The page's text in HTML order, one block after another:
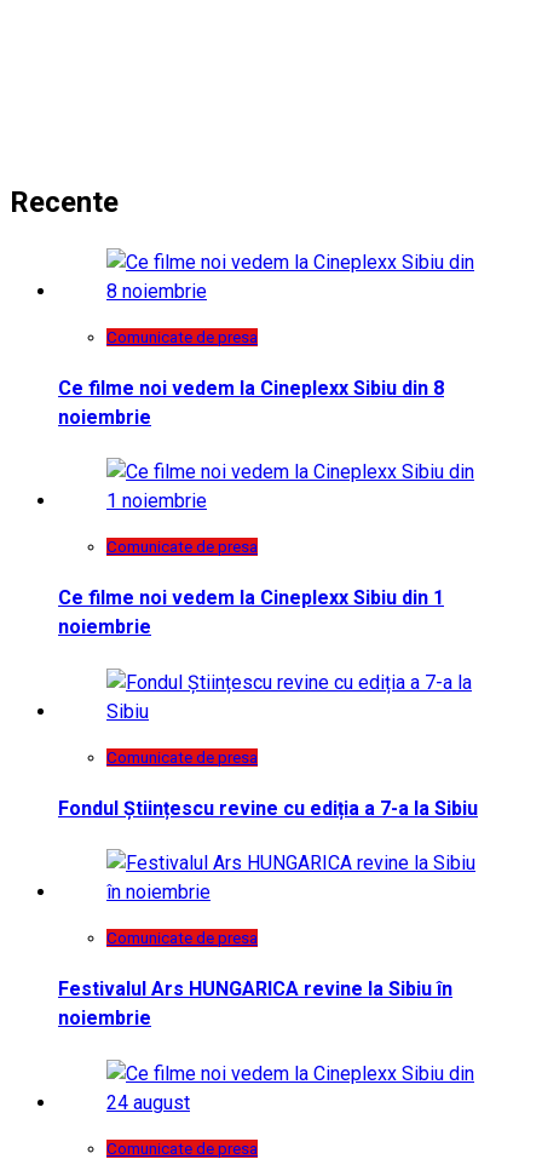
Recente
Comunicate de presa
Ce filme noi vedem la Cineplexx Sibiu din 8
noiembrie
Comunicate de presa
Ce filme noi vedem la Cineplexx Sibiu din 1
noiembrie
Comunicate de presa
Fondul Științescu revine cu ediția a 7-a la Sibiu
Comunicate de presa
Festivalul Ars HUNGARICA revine la Sibiu în
noiembrie
Comunicate de presa